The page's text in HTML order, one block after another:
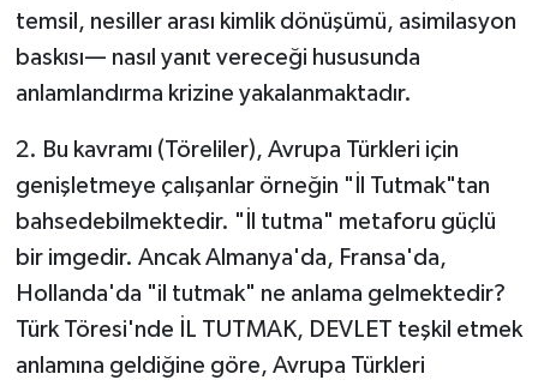
temsil, nesiller arası kimlik dönüşümü, asimilasyon
baskısı— nasıl yanıt vereceği hususunda
anlamlandırma krizine yakalanmaktadır.
2. Bu kavramı (Töreliler), Avrupa Türkleri için
genişletmeye çalışanlar örneğin "İl Tutmak"tan
bahsedebilmektedir. "İl tutma" metaforu güçlü
bir imgedir. Ancak Almanya'da, Fransa'da,
Hollanda'da "il tutmak" ne anlama gelmektedir?
Türk Töresi'nde İL TUTMAK, DEVLET teşkil etmek
anlamına geldiğine göre, Avrupa Türkleri